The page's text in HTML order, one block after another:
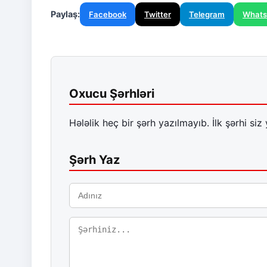
Paylaş: Facebook Twitter Telegram
Oxucu Şərhləri
Hələlik heç bir şərh yazılmayıb. İlk şərhi siz
Şərh Yaz